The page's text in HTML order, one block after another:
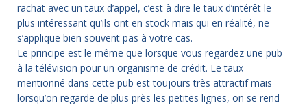
rachat avec un taux d’appel, c’est à dire le taux d’intérêt le
plus intéressant qu’ils ont en stock mais qui en réalité, ne
s’applique bien souvent pas à votre cas.
Le principe est le même que lorsque vous regardez une pub
à la télévision pour un organisme de crédit. Le taux
mentionné dans cette pub est toujours très attractif mais
lorsqu’on regarde de plus près les petites lignes, on se rend